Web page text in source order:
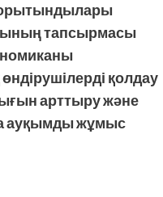
тапсырмасы
қолдау
арттыру және
ауқымды жұмыс